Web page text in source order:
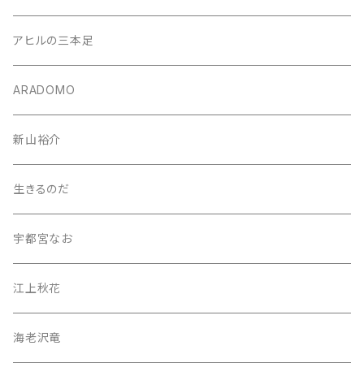
アヒルの三本足
ARADOMO
新山裕介
生きるのだ
宇都宮なお
江上秋花
海老沢竜